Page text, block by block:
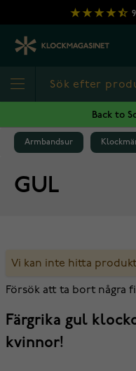
Hoppa till innehållet
Back to
Armbandsur
GUL
Vi kan inte hitta
Försök att ta bort några
Färgrika gul
kvinnor!